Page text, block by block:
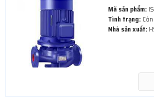
Mã sản phẩm:
Tình trạng:
Nhà sản xuất: